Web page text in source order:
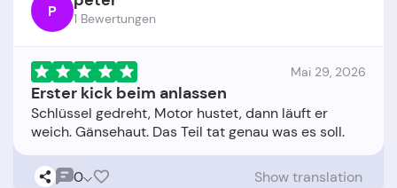
P 1 Bewertungen
Mai 29, 2026
Erster kick beim anlassen
Schlüssel gedreht, Motor hustet, dann läuft er
0 Show translation